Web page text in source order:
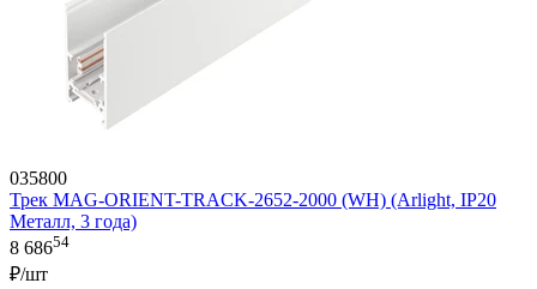
035800
Трек MAG-ORIENT-TRACK-2652-2000 (WH) (Arlight, IP20
Металл, 3 года)
8 68654
₽/шт